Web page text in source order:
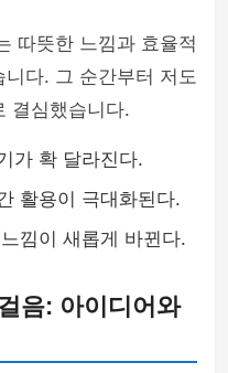
따뜻한 느낌과 효율적
다. 그 순간부터 저도
결심했습니다.
가 확 달라진다.
활용이 극대화된다.
낌이 새롭게 바뀐다.
음: 아이디어와